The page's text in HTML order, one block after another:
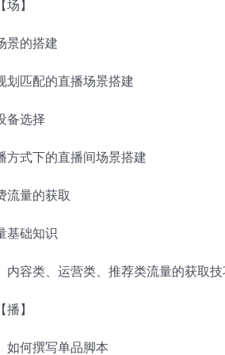
】
景的搭建
划匹配的直播场景搭建
备选择
方式下的直播间场景搭建
流量的获取
基础知识
内容类、运营类、推荐类流量的获取
】
如何撰写单品脚本